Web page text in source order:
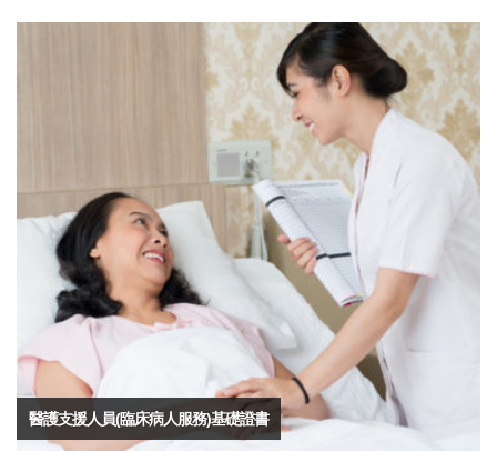
醫護支援人員(臨床病人服務)基礎證書